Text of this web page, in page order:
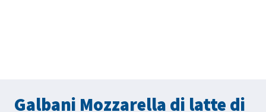
Galbani Mozzarella di latte di